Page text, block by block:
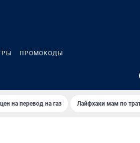
ПРОМОКОДЫ
на перевод на газ Лайфхаки мам по